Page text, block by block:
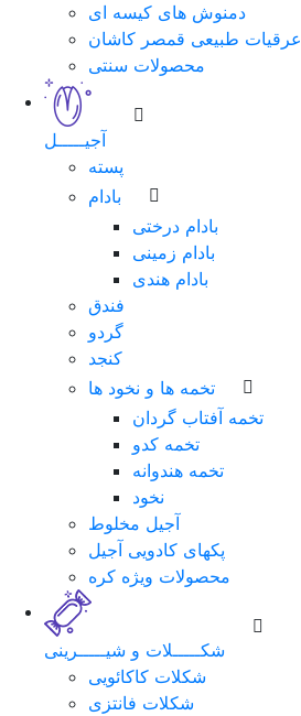
دمنوش های کیسه ای
عرقیات طبیعی قمصر کاشان
محصولات سنتی
آجیـــــل
پسته
بادام
بادام درختی
بادام زمینی
بادام هندی
فندق
گردو
کنجد
تخمه ها و نخود ها
تخمه آفتاب گردان
تخمه کدو
تخمه هندوانه
نخود
آجیل مخلوط
پکهای کادویی آجیل
محصولات ویژه کره
شکـــــلات و شیـــــرینی
شکلات کاکائویی
شکلات فانتزی